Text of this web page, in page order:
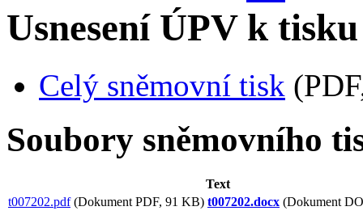
Usnesení ÚPV k
Celý sněmovní tisk
Soubory sněmovního
Text
t007202.pdf(Dokument PDF, 91 KB) t007202.docx (Dokument